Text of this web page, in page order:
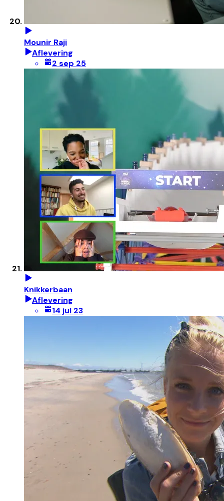
Mounir Raji
Aflevering
2 sep 25
Knikkerbaan
Aflevering
14 jul 23